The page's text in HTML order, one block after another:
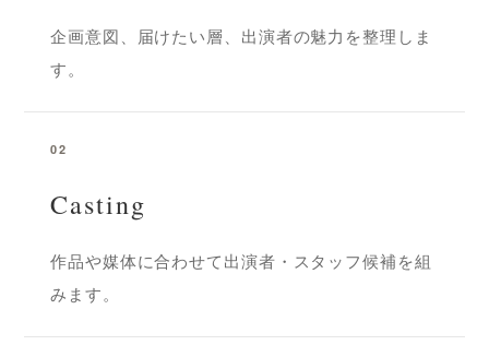
企画意図、届けたい層、出演者の魅力を整理しま
す。
02
Casting
作品や媒体に合わせて出演者・スタッフ候補を組
みます。